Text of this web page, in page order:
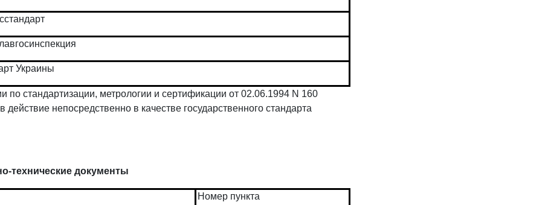
Украины
стандартизации, метрологии и сертификации от 02.06.1994 N 160
непосредственно в качестве государственного стандарта
технические документы
Номер пункта